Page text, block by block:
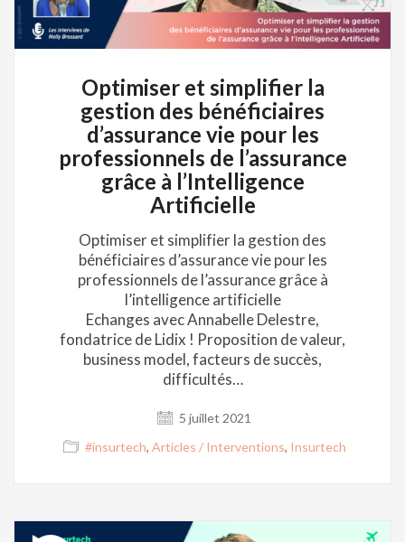
Optimiser et simplifier la
gestion des bénéficiaires
d’assurance vie pour les
professionnels de l’assurance
grâce à l’Intelligence
Artificielle
Optimiser et simplifier la gestion des
bénéficiaires d’assurance vie pour les
professionnels de l’assurance grâce à
l’intelligence artificielle
Echanges avec Annabelle Delestre,
fondatrice de Lidix ! Proposition de valeur,
business model, facteurs de succès,
difficultés…
5 juillet 2021
#insurtech, Articles / Interventions, Insurtech